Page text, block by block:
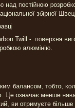
постійною
збірної
Twill - поверхня
алюмінію.
балансом, тобто,
Це означає менше
ви отримуєте